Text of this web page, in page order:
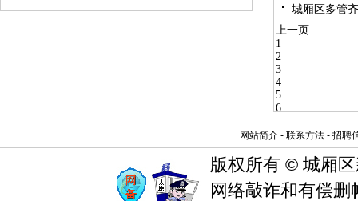
城厢区多管
上一页
1
2
3
4
5
6
8
9
10
下一页
网站简介 - 联系方法 - 招聘
版权所有 © 城厢
网络敲诈和有偿